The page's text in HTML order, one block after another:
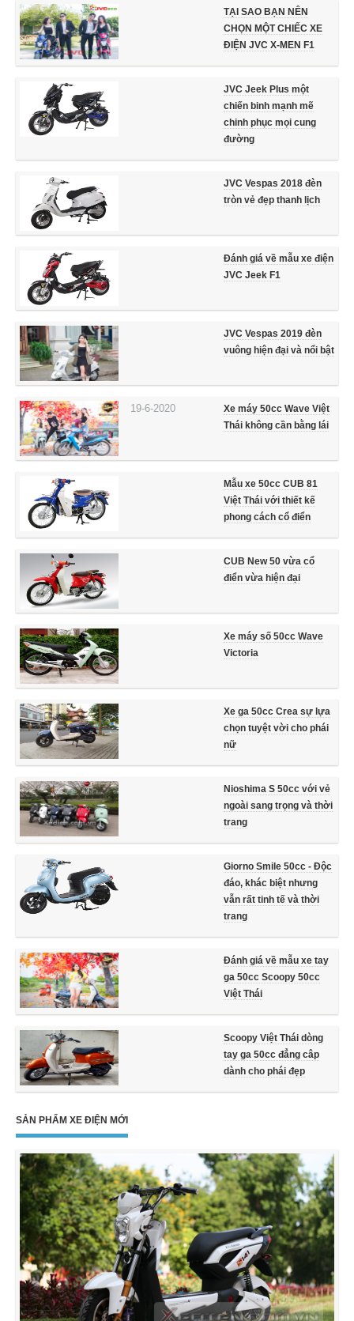
TẠI SAO BẠN NÊN
CHỌN MỘT CHIẾC XE
ĐIỆN JVC X-MEN F1
JVC Jeek Plus một
chiến binh mạnh mẽ
chinh phục mọi cung
đường
JVC Vespas 2018 đèn
tròn vẻ đẹp thanh lịch
Đánh giá về mẫu xe điện
JVC Jeek F1
JVC Vespas 2019 đèn
vuông hiện đại và nổi bật
Xe máy 50cc Wave Việt
Thái không cần bằng lái
19-6-2020
Mẫu xe 50cc CUB 81
Việt Thái với thiết kế
phong cách cổ điển
CUB New 50 vừa cổ
điển vừa hiện đại
Xe máy số 50cc Wave
Victoria
Xe ga 50cc Crea sự lựa
chọn tuyệt vời cho phái
nữ
Nioshima S 50cc với vẻ
ngoài sang trọng và thời
trang
Giorno Smile 50cc - Độc
đáo, khác biệt nhưng
vẫn rất tinh tế và thời
trang
Đánh giá về mẫu xe tay
ga 50cc Scoopy 50cc
Việt Thái
Scoopy Việt Thái dòng
tay ga 50cc đẳng câp
dành cho phái đẹp
SẢN PHẨM XE ĐIỆN MỚI